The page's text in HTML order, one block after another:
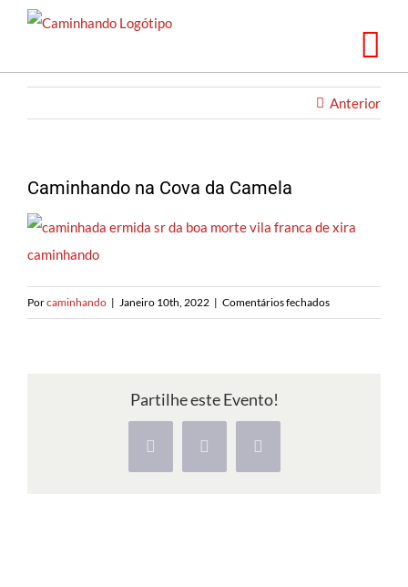
Saltar
Anterior
Caminhando na Cova da Camela
Porcaminhando | Janeiro 10th, 2022 | Comentários fechadosem
Caminhando
Partilhe este Evento!
Facebook
X Pinterest